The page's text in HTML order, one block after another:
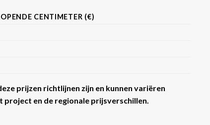
CENTIMETER (€)
prijzen richtlijnen zijn en kunnen variëren
project en de regionale prijsverschillen.